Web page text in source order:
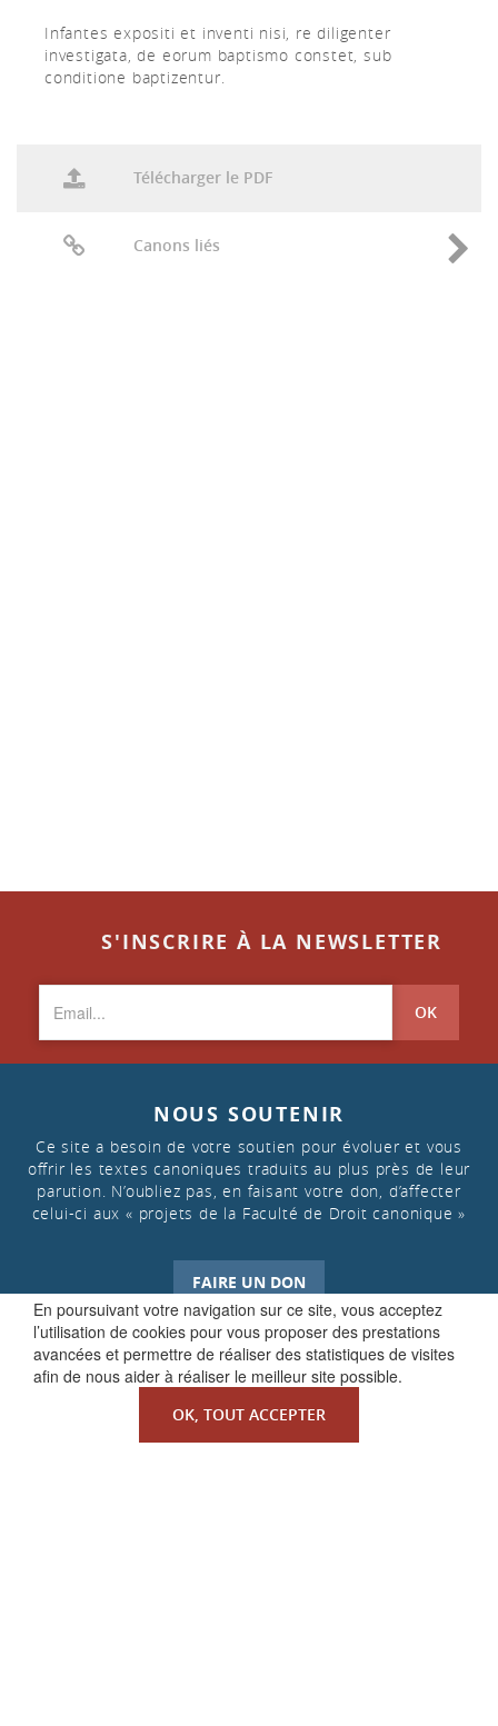
En poursuivant votre navigation sur ce site, vous acceptez
l’utilisation de cookies pour vous proposer des prestations
avancées et permettre de réaliser des statistiques de visites
afin de nous aider à réaliser le meilleur site possible.
OK, TOUT ACCEPTER
Infantes expositi et inventi nisi, re diligenter
investigata, de eorum baptismo constet, sub
conditione baptizentur.
Télécharger le PDF
Canons liés
S'INSCRIRE À LA NEWSLETTER
OK
NOUS SOUTENIR
Ce site a besoin de votre soutien pour évoluer et vous
offrir les textes canoniques traduits au plus près de leur
parution. N’oubliez pas, en faisant votre don, d’affecter
celui-ci aux « projets de la Faculté de Droit canonique »
FAIRE UN DON